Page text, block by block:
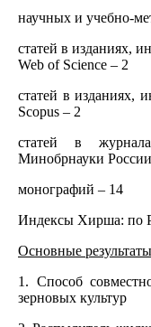
научных и учебно-
статей в изданиях,
Web of Science – 2
статей в изданиях,
Scopus – 2
статей в
Минобрнауки
монографий – 14
Индексы Хирша: по
Основные
1. Способ
зерновых культур